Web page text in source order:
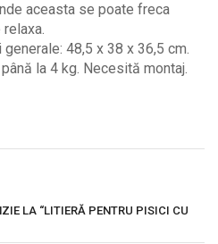
aceasta se poate freca
48,5 x 38 x 36,5 cm.
la 4 kg. Necesită montaj.
LA “LITIERĂ PENTRU PISICI CU